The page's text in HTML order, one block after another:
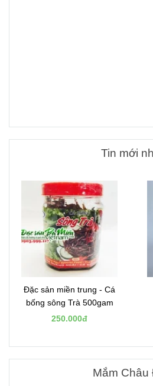
Tin mới
Đặc sản miền trung - Cá
bống sông Trà 500gam
250.000đ
Mắm Châu